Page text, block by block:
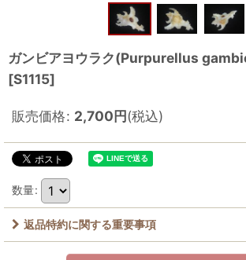
ガンビアヨウラク(Purpurellus
[S1115]
販売価格: 2,700円(税込)
数量:
返品特約に関する重要事項